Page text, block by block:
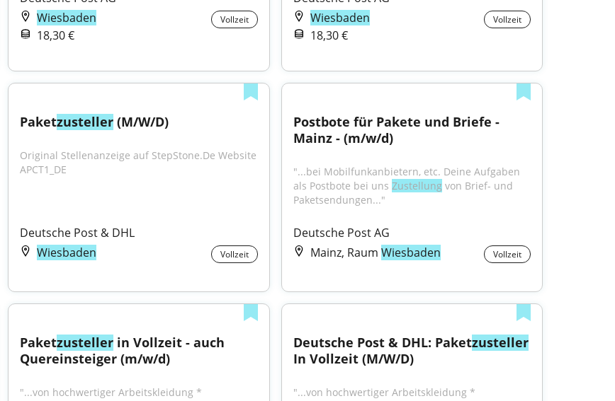
Wiesbaden
Vollzeit
18,30 €
Wiesbaden
Vollzeit
18,30 €
Paketzusteller (M/W/D)
Original Stellenanzeige auf StepStone.De Website
APCT1_DE
Deutsche Post & DHL
Wiesbaden
Vollzeit
Postbote für Pakete und Briefe -
Mainz - (m/w/d)
"...bei Mobilfunkanbietern, etc. Deine Aufgaben
als Postbote bei uns Zustellung von Brief- und
Paketsendungen..."
Deutsche Post AG
Mainz, Raum Wiesbaden Vollzeit
Paketzusteller in Vollzeit - auch
Quereinsteiger (m/w/d)
"...von hochwertiger Arbeitskleidung *
Deutsche Post & DHL: Paketzusteller
In Vollzeit (M/W/D)
"...von hochwertiger Arbeitskleidung *